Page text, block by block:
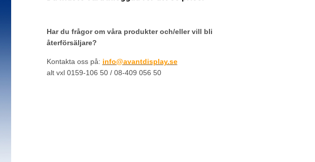
Har du frågor om våra produkter och/eller vill bli
återförsäljare?
Kontakta oss på: info@avantdisplay.se
alt vxl 0159-106 50 / 08-409 056 50